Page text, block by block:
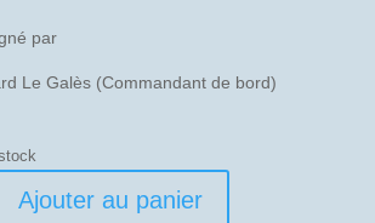
par
Le Galès (Commandant de bord)
Ajouter au panier